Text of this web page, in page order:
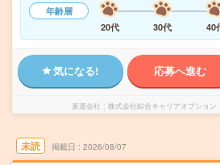
年齢層
20代
30代 40
気になる! 応募へ進む
派遣会社 株式会社綜合キャリアオプション
未読 掲載日 2026/08/07